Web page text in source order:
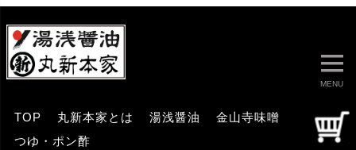
MENU
TOP 丸新本家とは 湯浅醤油
金山寺味噌
つゆ・ポン酢